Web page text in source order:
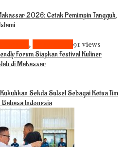
2026: Cetak Pemimpin Tangguh,
, 91 views
Forum Siapkan Festival Kuliner
di Makassar
Sekda Sulsel Sebagai Ketua Tim
Bahasa Indonesia